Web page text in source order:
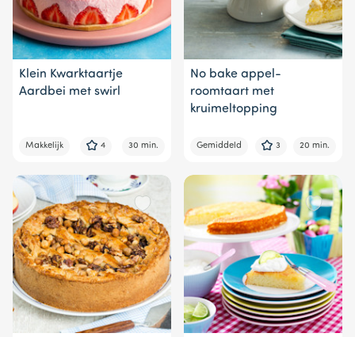
Klein Kwarktaartje
Aardbei met swirl
Makkelijk 4 30 min.
No bake appel-
roomtaart met
kruimeltopping
Gemiddeld 3 20 min.